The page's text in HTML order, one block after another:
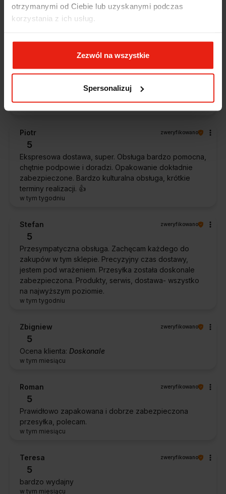
otrzymanymi od Ciebie lub uzyskanymi podczas
korzystania z ich usług.
Zezwól na wszystkie
Spersonalizuj
sprawnie, bez problemów. Bardzo pomocna obsługa
klienta.
w tym tygodniu
Ekspresowa realizacja zamówienia. Towar zgodny z
oczekiwaniami. Sprzedawca profesjonalny i godny
Piotr zweryfikowano
5
Ekspresowa dostawa, super. Obsługa bardzo pomocna,
chętnie podpowie i doradzi. Opakowanie dokładnie
zabezpieczone. Bardzo kulturalna obsługa, krótkie
terminy realizacji. 👍️
w tym tygodniu
Stefan zweryfikowano
5
Przesympatyczna obsługa. Zachęcam każdego do
zakupów w tym sklepie. Precyzyjny czas dostawy,
jestem pod wrażeniem. Przesyłka została doskonale
zabezpieczona. Produkty, serwis, dostawa- wszystko
na najwyższym poziomie.
w tym tygodniu
Zbigniew zweryfikowano
5
Ocena klienta: Doskonale
w tym miesiącu
Roman zweryfikowano
5
Prawidłowo zapakowana i dobrze zabezpieczona
przesyłka, polecam.
w tym miesiącu
Teresa zweryfikowano
5
bardzo wydajny
w tym miesiącu